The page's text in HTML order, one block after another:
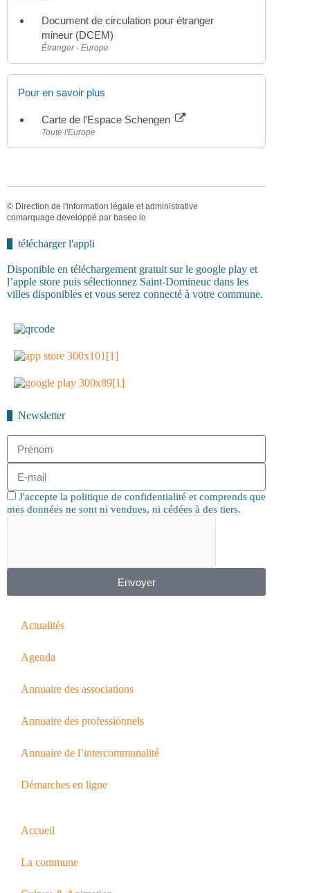
Document de circulation pour étranger
mineur (DCEM)
Étranger - Europe
Pour en savoir plus
Carte de l'Espace Schengen
Toute l'Europe
© Direction de l'information légale et administrative
comarquage developpé par baseo.io
télécharger l'appli
Disponible en téléchargement gratuit sur le google play et
l’apple store puis sélectionnez Saint-Domineuc dans les
villes disponibles et vous serez connecté à votre commune.
Newsletter
J'accepte la politique de confidentialité et comprends que
mes données ne sont ni vendues, ni cédées à des tiers.
Envoyer
Actualités
Agenda
Annuaire des associations
Annuaire des professionnels
Annuaire de l’intercommunalité
Démarches en ligne
Accueil
La commune